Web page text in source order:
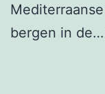
bergen in de…